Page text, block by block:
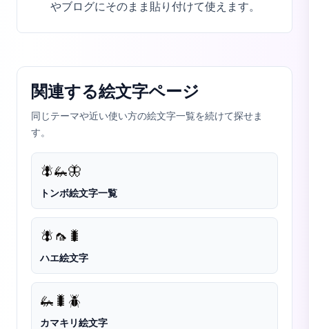
やブログにそのまま貼り付けて使えます。
関連する絵文字ページ
同じテーマや近い使い方の絵文字一覧を続けて探せま
す。
🪰🦗🦋
トンボ絵文字一覧
🪰🦟 🐛
ハエ絵文字
🦗 🐛 🪲
カマキリ絵文字